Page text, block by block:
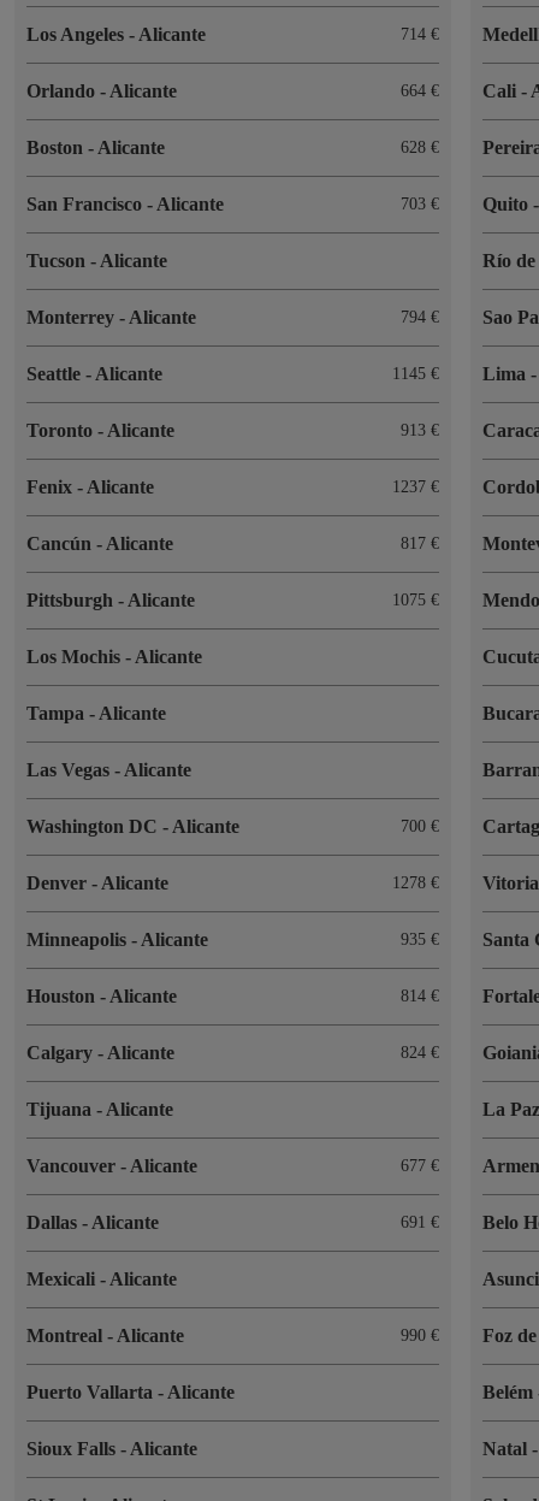
Los Angeles - Alicante 714 €
Orlando - Alicante 664 €
Boston - Alicante 628 €
San Francisco - Alicante 703 €
Tucson - Alicante
Monterrey - Alicante 794 €
Seattle - Alicante 1145 €
Toronto - Alicante 913 €
Fenix - Alicante 1237 €
Cancún - Alicante 817 €
Pittsburgh - Alicante 1075 €
Los Mochis - Alicante
Tampa - Alicante
Las Vegas - Alicante
Washington DC - Alicante 700 €
Denver - Alicante 1278 €
Minneapolis - Alicante 935 €
Houston - Alicante 814 €
Calgary - Alicante 824 €
Tijuana - Alicante
Vancouver - Alicante 677 €
Dallas - Alicante 691 €
Mexicali - Alicante
Montreal - Alicante 990 €
Puerto Vallarta - Alicante
Sioux Falls - Alicante
Cali-
Quito
Río
Sao
Lima
Santa
La
Belo
Foz
Belém
Natal